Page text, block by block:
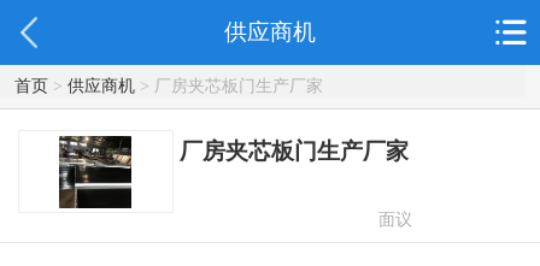
供应商机
首页> 供应商机> 厂房夹芯板门生产厂家
厂房夹芯板门生产厂家
面议